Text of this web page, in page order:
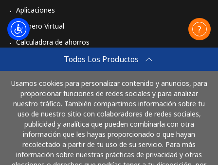
Todos Los Productos
Usamos cookies para personalizar contenido y anuncios, para
proporcionar funciones de redes sociales y para analizar
nuestro tráfico. También compartimos información sobre tu
uso de nuestro sitio con colaboradores de redes sociales,
publicidad y analítica que pueden combinarla con otra
información que les hayas proporcionado o que hayan
recolectado a partir de tu uso de su servicio. Para más
información sobre nuestras prácticas de privacidad y otras
Aplicaciones
Número Virtual
Calculadora de ahorros
Cómo funciona
Paga con